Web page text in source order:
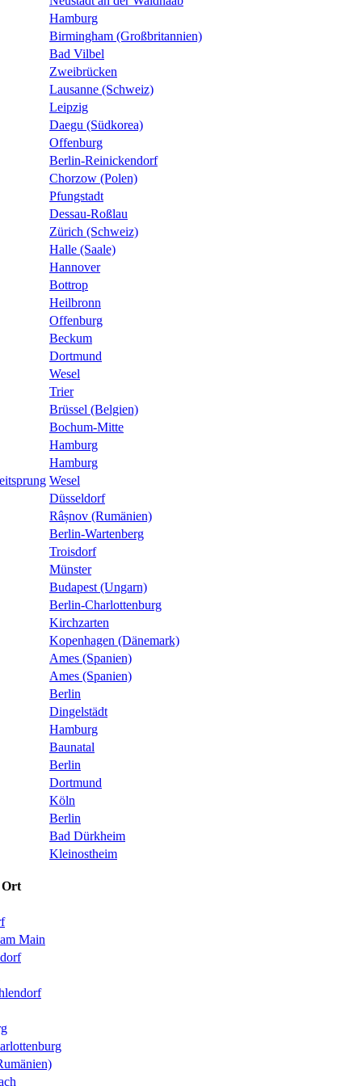
Hamburg
Birmingham (Großbritannien)
Bad Vilbel
Zweibrücken
Lausanne (Schweiz)
Leipzig
Daegu (Südkorea)
Offenburg
Berlin-Reinickendorf
Chorzow (Polen)
Pfungstadt
Dessau-Roßlau
Zürich (Schweiz)
Halle (Saale)
Hannover
Bottrop
Heilbronn
Offenburg
Beckum
Dortmund
Wesel
Trier
Brüssel (Belgien)
Bochum-Mitte
Hamburg
Hamburg
Wesel
Düsseldorf
Râșnov (Rumänien)
Berlin-Wartenberg
Troisdorf
Münster
Budapest (Ungarn)
Berlin-Charlottenburg
Kirchzarten
Kopenhagen (Dänemark)
Ames (Spanien)
Ames (Spanien)
Berlin
Dingelstädt
Hamburg
Baunatal
Berlin
Dortmund
Köln
Berlin
Bad Dürkheim
Kleinostheim
Ort
Main